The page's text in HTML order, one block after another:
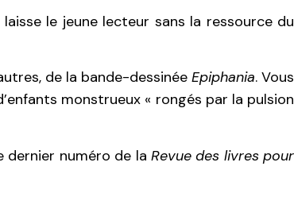
le jeune lecteur sans la ressource du
de la bande-dessinée Epiphania. Vous
monstrueux « rongés par la pulsion
dernier numéro de la Revue des livres pour